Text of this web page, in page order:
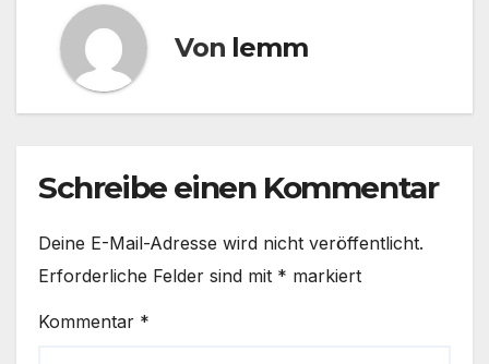
Von lemm
Schreibe einen Kommentar
Deine E-Mail-Adresse wird nicht veröffentlicht.
Erforderliche Felder sind mit * markiert
Kommentar *